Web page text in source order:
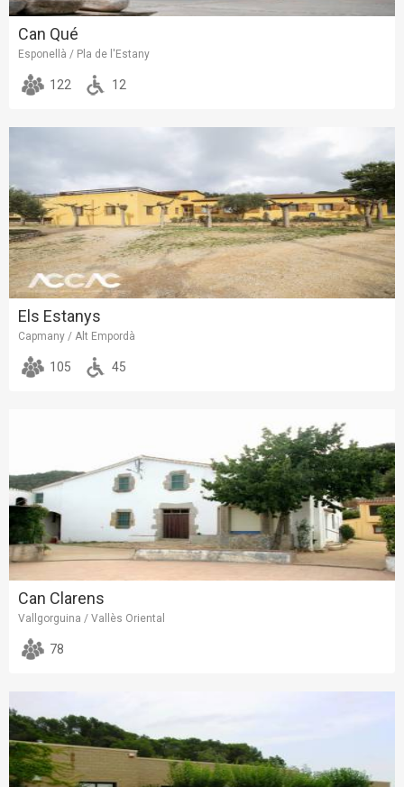
Can Qué
Esponellà / Pla de l'Estany
122 12
Els Estanys
Capmany / Alt Empordà
105 45
Can Clarens
Vallgorguina / Vallès Oriental
78